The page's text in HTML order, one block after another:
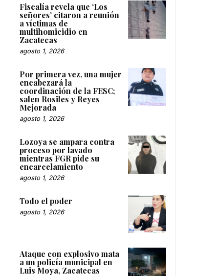
Fiscalía revela que ‘Los
señores’ citaron a reunión
a víctimas de
multihomicidio en
Zacatecas
agosto 1, 2026
Por primera vez, una mujer
encabezará la
coordinación de la FESC;
salen Rosiles y Reyes
Mejorada
agosto 1, 2026
Lozoya se ampara contra
proceso por lavado
mientras FGR pide su
encarcelamiento
agosto 1, 2026
Todo el poder
agosto 1, 2026
Ataque con explosivo mata
a un policía municipal en
Luis Moya, Zacatecas